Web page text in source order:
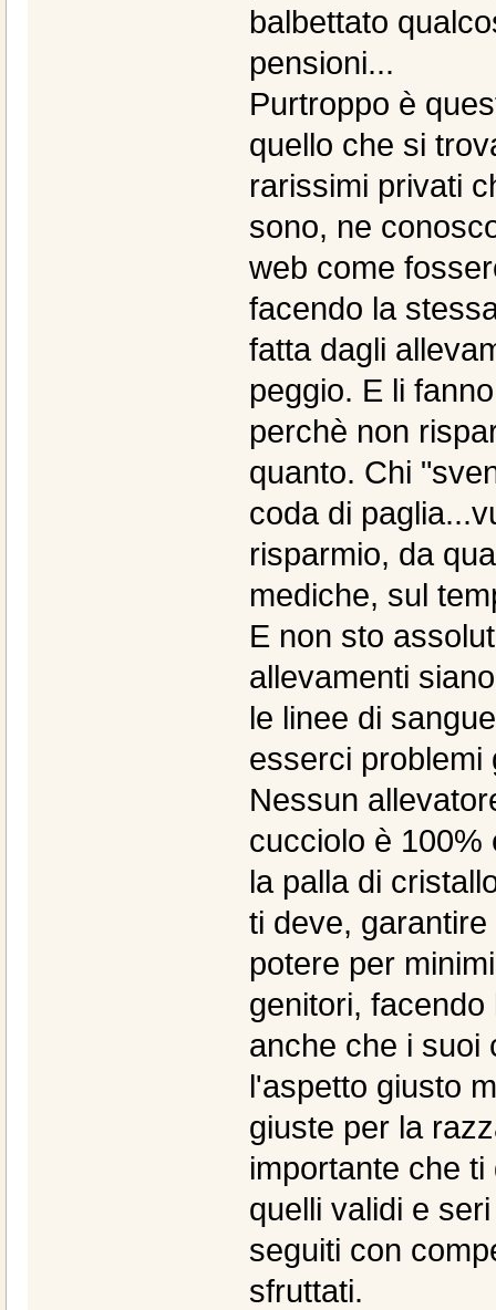
balbettato
pensioni...
Purtroppo è
quello che si
rarissimi privati
sono, ne
web come
facendo la
fatta dagli
peggio. E li
perchè non
quanto. Chi
coda di
risparmio, da
mediche, sul
E non sto
allevamenti
le linee di
esserci
Nessun
cucciolo è 100%
la palla di
ti deve,
potere per
genitori,
anche che i suoi
l'aspetto giusto
giuste per la
importante che
quelli validi e
seguiti con
sfruttati.